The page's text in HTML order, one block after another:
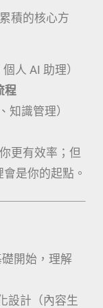
積的核心方
人 AI 助理）
程
知識管理）
更有效率；但
會是你的起點。
礎開始，理解
設計（內容生